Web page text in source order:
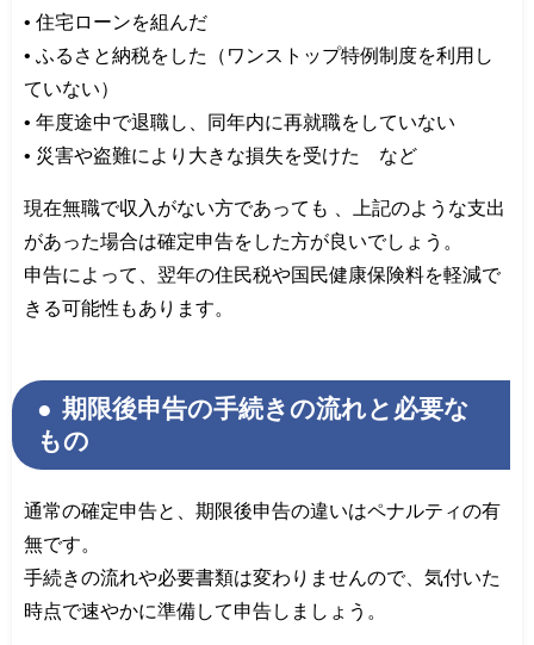
• 住宅ローンを組んだ
• ふるさと納税をした（ワンストップ特例制度を利用し
ていない）
• 年度途中で退職し、同年内に再就職をしていない
• 災害や盗難により大きな損失を受けた など
現在無職で収入がない方であっても 、上記のような支出
があった場合は確定申告をした方が良いでしょう。
申告によって、翌年の住民税や国民健康保険料を軽減で
きる可能性もあります。
期限後申告の手続きの流れと必要な
もの
通常の確定申告と、期限後申告の違いはペナルティの有
無です。
手続きの流れや必要書類は変わりませんので、気付いた
時点で速やかに準備して申告しましょう。